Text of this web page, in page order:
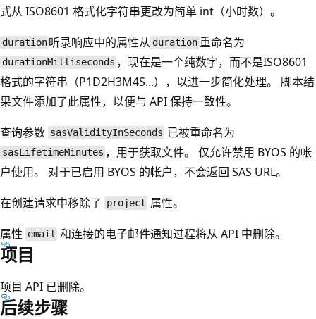
式从 ISO8601 格式化字符串更改为简单 int（小时数）。
duration 听录响应中的属性从 duration 重命名为
durationMilliseconds ，现在是一个纯数字，而不是ISO8601
格式的字符串（P1D2H3M4S...），以进一步简化处理。 脚本结
果文件添加了此属性，以便与 API 保持一致性。
查询参数 sasValidityInSeconds 已被重命名为
sasLifetimeMinutes ，用于获取文件。 仅允许禁用 BYOS 的帐
户使用。 对于已启用 BYOS 的帐户，不会返回 SAS URL。
在创建请求中移除了
project 属性。
属性 email 和连接的电子邮件通知过程将从 API 中删除。
项目
项目 API 已删除。
后续步骤